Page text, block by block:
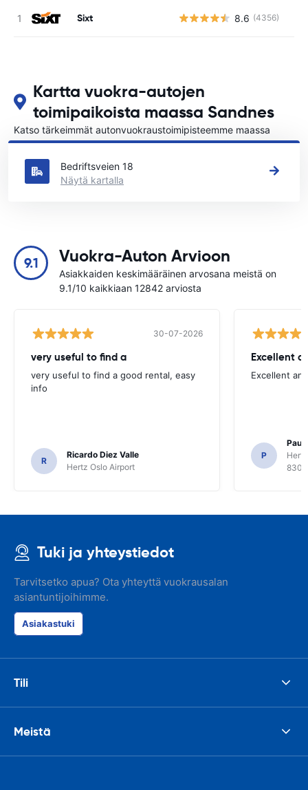
Sixt 8.6 (4356)
Kartta vuokra-autojen
toimipaikoista maassa Sandnes
Katso tärkeimmät autonvuokraustoimipisteemme maassa
Sandnes
Bedriftsveien 18
Näytä kartalla
9.1 Vuokra-Auton Arvioon
Asiakkaiden keskimääräinen arvosana meistä on
9.1/10 kaikkiaan 12842 arviosta
30-07-2026
very useful to find a
very useful to find a good rental, easy
info
R
Ricardo Diez Valle
Hertz Oslo Airport
Excellent
Excellent
P
Paul
8300
Tuki ja yhteystiedot
Tarvitsetko apua? Ota yhteyttä vuokrausalan
asiantuntijoihimme.
Asiakastuki
Tili
Meistä